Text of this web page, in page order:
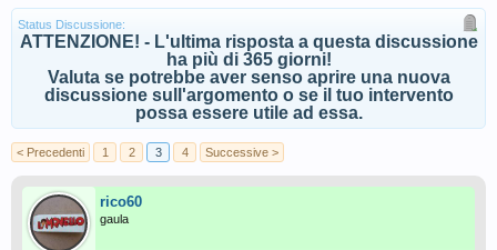
Status Discussione:
ATTENZIONE! - L'ultima risposta a questa discussione
ha più di 365 giorni!
Valuta se potrebbe aver senso aprire una nuova
discussione sull'argomento o se il tuo intervento
possa essere utile ad essa.
< Precedenti 1 2 3 4 Successive >
rico60
gaula